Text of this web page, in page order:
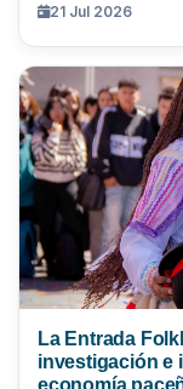
21 Jul 2026
La Entrada
investigación e
economía